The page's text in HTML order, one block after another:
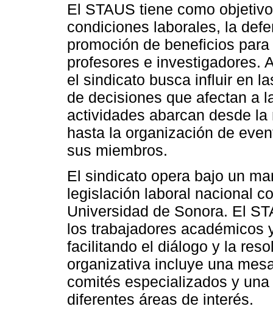
El STAUS tiene como
condiciones laborales, la
promoción de beneficios
profesores e investigadores.
el sindicato busca influir en
de decisiones que afectan a
actividades abarcan desde
hasta la organización de
sus miembros.
El sindicato opera bajo un
legislación laboral nacional
Universidad de Sonora. El
los trabajadores académicos
facilitando el diálogo y la
organizativa incluye una
comités especializados y
diferentes áreas de interés.